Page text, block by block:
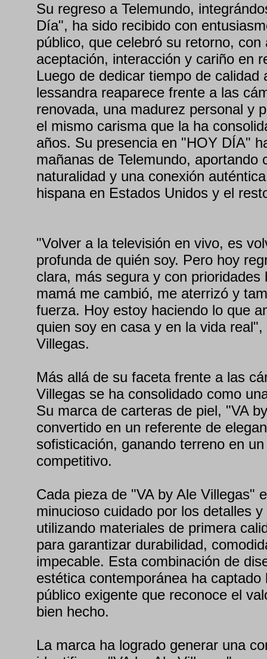
Su regreso a Telemundo,
Día", ha sido recibido con
público, que celebró su retorno, con
aceptación, interacción y cariño en
Luego de dedicar tiempo de
lessandra reaparece frente a las
renovada, una madurez personal y
el mismo carisma que la ha
años. Su presencia en "HOY DÍA"
mañanas de Telemundo, aportando
naturalidad y una conexión
hispana en Estados Unidos y el
"Volver a la televisión en vivo, es
profunda de quién soy. Pero hoy
clara, más segura y con prioridades
mamá me cambió, me aterrizó y
fuerza. Hoy estoy haciendo lo que
quien soy en casa y en la vida
Villegas.
Más allá de su faceta frente a las
Villegas se ha consolidado como
Su marca de carteras de piel, "VA
convertido en un referente de
sofisticación, ganando terreno en
competitivo.
Cada pieza de "VA by Ale Villegas"
minucioso cuidado por los detalles
utilizando materiales de primera
para garantizar durabilidad,
impecable. Esta combinación de
estética contemporánea ha captado
público exigente que reconoce el
bien hecho.
La marca ha logrado generar una